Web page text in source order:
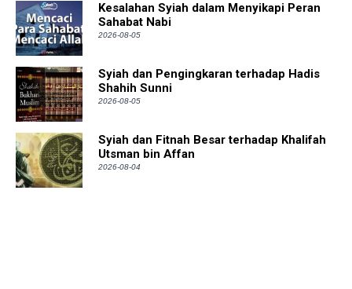
Kesalahan Syiah dalam Menyikapi Peran
Sahabat Nabi
2026-08-05
Syiah dan Pengingkaran terhadap Hadis
Shahih Sunni
2026-08-05
Syiah dan Fitnah Besar terhadap Khalifah
Utsman bin Affan
2026-08-04